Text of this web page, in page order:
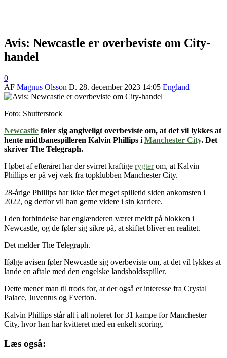
Avis: Newcastle er overbeviste om City-
handel
0
AF Magnus Olsson D. 28. december 2023 14:05 England
Foto: Shutterstock
Newcastle føler sig angiveligt overbeviste om, at det vil lykkes at
hente midtbanespilleren Kalvin Phillips i Manchester City. Det
skriver The Telegraph.
I løbet af efteråret har der svirret kraftige rygterom, at Kalvin
Phillips er på vej væk fra topklubben Manchester City.
28-årige Phillips har ikke fået meget spilletid siden ankomsten i
2022, og derfor vil han gerne videre i sin karriere.
I den forbindelse har englænderen været meldt på blokken i
Newcastle, og de føler sig sikre på, at skiftet bliver en realitet.
Det melder The Telegraph.
Ifølge avisen føler Newcastle sig overbeviste om, at det vil lykkes at
lande en aftale med den engelske landsholdsspiller.
Dette mener man til trods for, at der også er interesse fra Crystal
Palace, Juventus og Everton.
Kalvin Phillips står alt i alt noteret for 31 kampe for Manchester
City, hvor han har kvitteret med en enkelt scoring.
Læs også: